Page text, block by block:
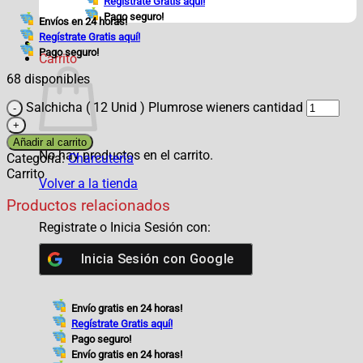
Pago seguro!
Carrito
No hay productos en el carrito.
Volver a la tienda
Registrate o Inicia Sesión con:
Inicia Sesión con Google
Envío gratis en 24 horas!
Regístrate Gratis aquí!
Pago seguro!
Envío gratis en 24 horas!
Envíos en 24 horas!
Regístrate Gratis aquí!
Pago seguro!
68 disponibles
Salchicha ( 12 Unid ) Plumrose wieners cantidad
Añadir al carrito
Categoría:Charcutería
Carrito
Productos relacionados